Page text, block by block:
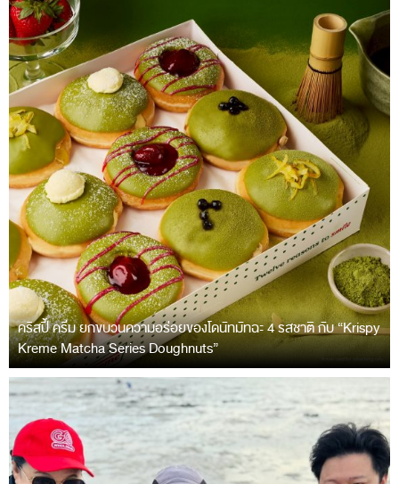
คริสปี้ ครีม ยกขบวนความอร่อยของโดนัทมัทฉะ 4 รสชาติ กับ “Krispy
Kreme Matcha Series Doughnuts”